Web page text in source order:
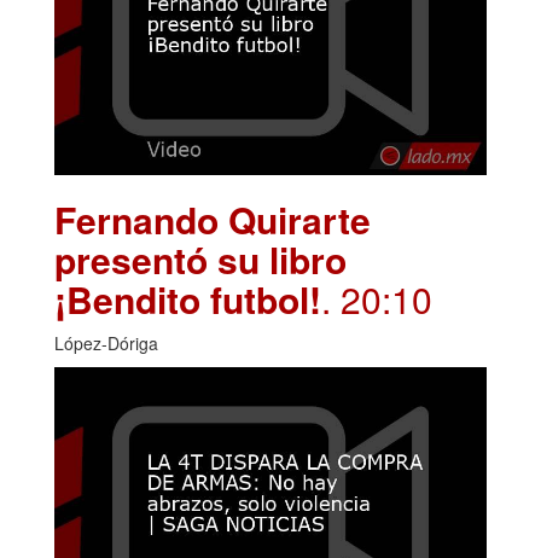
Fernando Quirarte
presentó su libro
¡Bendito futbol!. 20:10
López-Dóriga